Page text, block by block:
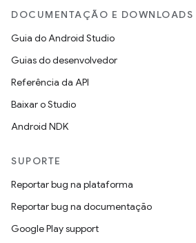
DOCUMENTAÇÃO E DOWNLOADS
Guia do Android Studio
Guias do desenvolvedor
Referência da API
Baixar o Studio
Android NDK
SUPORTE
Reportar bug na plataforma
Reportar bug na documentação
Google Play support